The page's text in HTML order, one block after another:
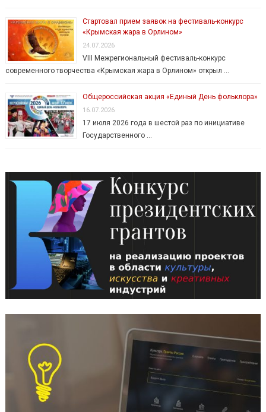
Стартовал прием заявок на фестиваль-конкурс
«Крымская жара в Орлином»
24.07.2026
VIII Межрегиональный фестиваль-конкурс
современного творчества «Крымская жара в Орлином» открыл …
Общероссийская акция «Единый День фольклора»
16.07.2026
17 июля 2026 года в шестой раз по инициативе
Государственного …